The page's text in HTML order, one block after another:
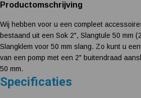
Productomschrijving
Wij hebben voor u een compleet
bestaand uit een Sok 2", Slangtule 50 mm
Slangklem voor 50 mm slang. Zo kunt u
van een pomp met een 2" buitendraad
50 mm.
Specificaties